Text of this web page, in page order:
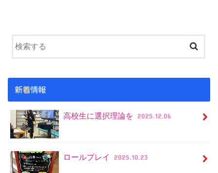
新着情報
高校生に選択理論を 2025.12.06
ロールプレイ 2025.10.23